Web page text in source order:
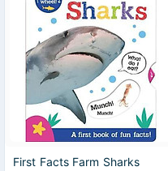
First Facts Farm Sharks